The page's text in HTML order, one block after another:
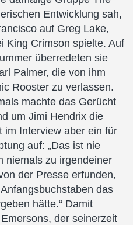
Entwicklung sah,
auf Greg Lake,
King Crimson spielte. Auf
überredeten sie
Palmer, die von ihm
Rooster zu verlassen.
machte das Gerücht
um Jimi Hendrix die
im Interview aber ein für
auf: „Das ist nie
niemals zu irgendeiner
der Presse erfunden,
das
hätte.“ Damit
der seinerzeit